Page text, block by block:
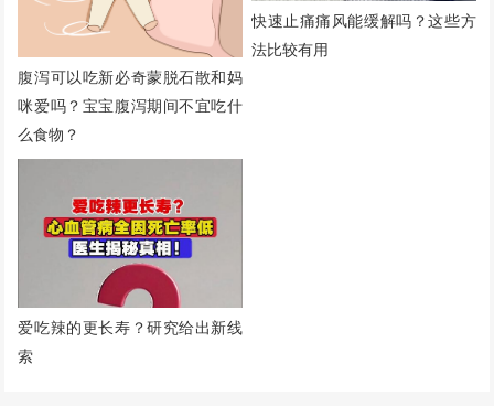
腹泻可以吃新必奇蒙脱石散和妈
咪爱吗？宝宝腹泻期间不宜吃什
么食物？
快速止痛痛风能缓解吗？这些方
法比较有用
爱吃辣的更长寿？研究给出新线
索